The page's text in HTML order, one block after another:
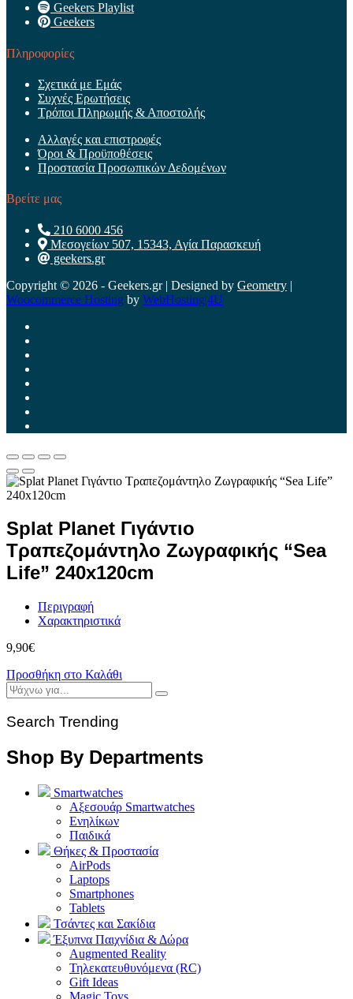
Geekers Playlist
Geekers
Πληροφορίες
Σχετικά με Εμάς
Συχνές Ερωτήσεις
Τρόποι Πληρωμής & Αποστολής
Αλλαγές και επιστροφές
Όροι & Προϋποθέσεις
Προστασία Προσωπικών Δεδομένων
Βρείτε μας
210 6000 456
Μεσογείων 507, 15343, Αγία Παρασκευή
geekers.gr
Copyright © 2026 - Geekers.gr | Designed by Geometry |
Woocommerce Hosting by WebHosting|4U
Splat Planet Γιγάντιο
Τραπεζομάντηλο Ζωγραφικής “Sea
Life” 240x120cm
Περιγραφή
Χαρακτηριστικά
9,90€
Προσθήκη στο Καλάθι
Search Trending
Shop By Departments
Smartwatches
Αξεσουάρ Smartwatches
Ενηλίκων
Παιδικά
Θήκες & Προστασία
AirPods
Laptops
Smartphones
Tablets
Τσάντες και Σακίδια
Έξυπνα Παιχνίδια & Δώρα
Augmented Reality
Τηλεκατευθυνόμενα (RC)
Gift Ideas
Magic Toys